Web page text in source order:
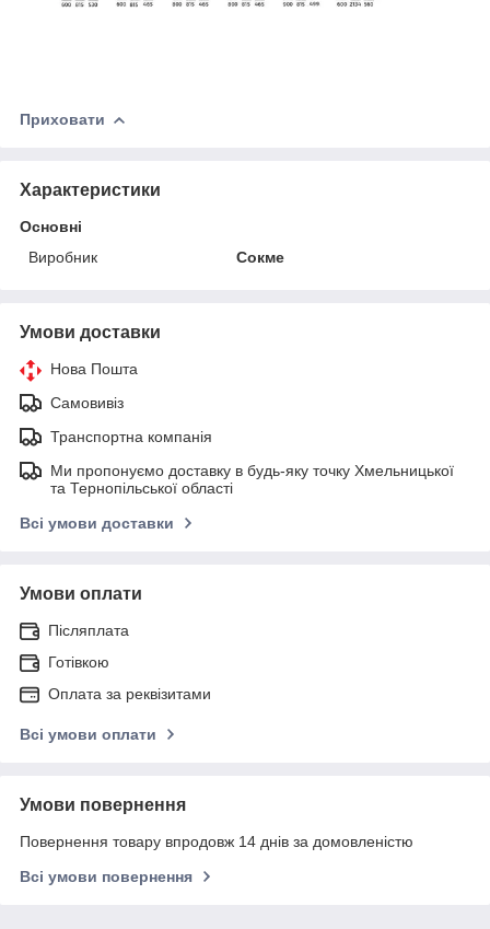
Приховати
Характеристики
Основні
Виробник
Сокме
Умови доставки
Нова Пошта
Самовивіз
Транспортна компанія
Ми пропонуємо доставку в будь-яку точку Хмельницької
та Тернопільської області
Всі умови доставки
Умови оплати
Післяплата
Готівкою
Оплата за реквізитами
Всі умови оплати
Умови повернення
Повернення товару впродовж 14 днів за домовленістю
Всі умови повернення